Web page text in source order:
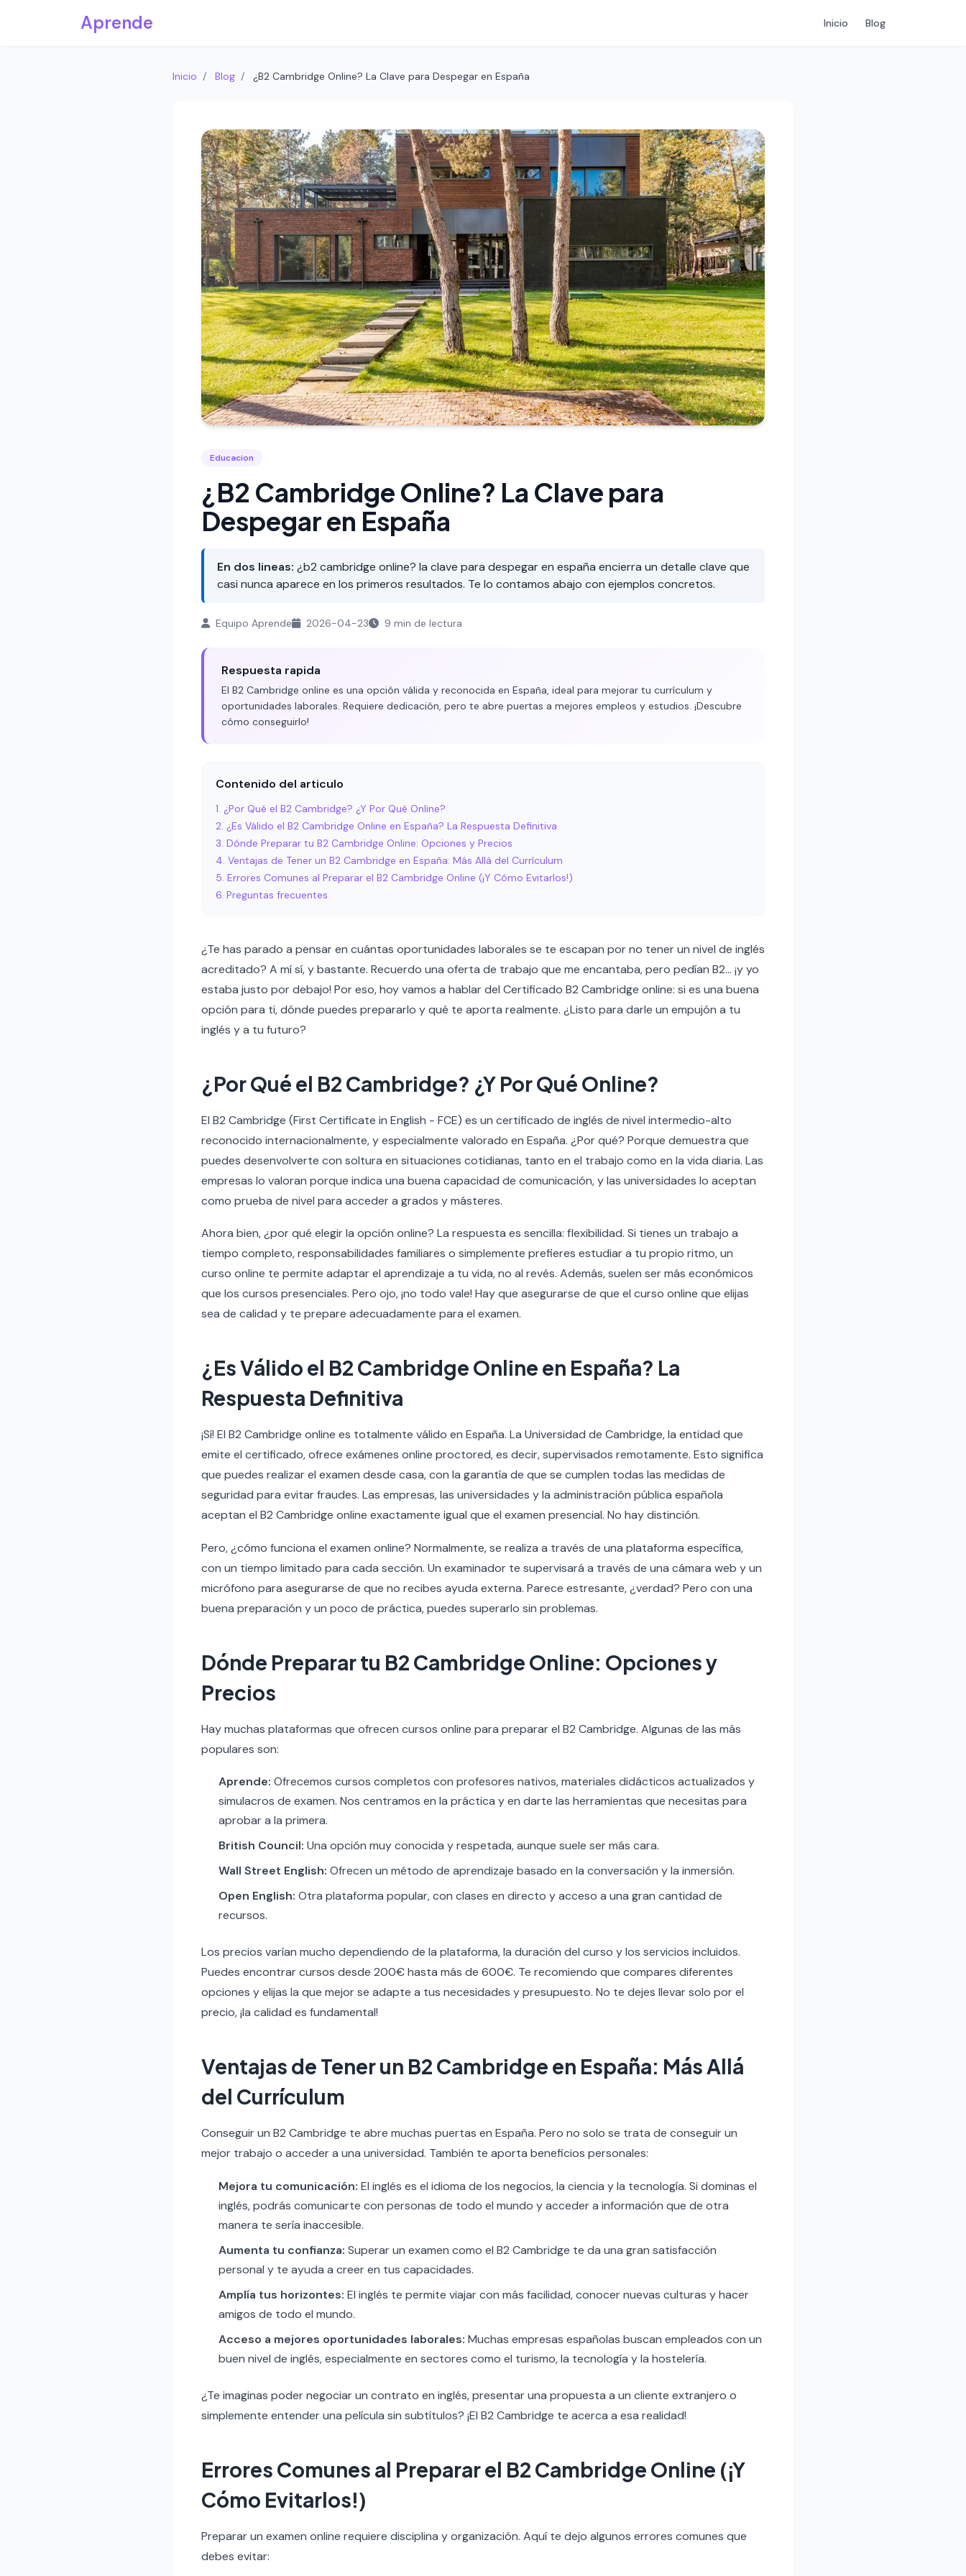
Aprende Inicio Blog
Inicio / Blog / ¿B2 Cambridge Online? La Clave para Despegar en España
Educacion
¿B2 Cambridge Online? La Clave para
Despegar en España
En dos lineas: ¿b2 cambridge online? la clave para despegar en españa encierra un detalle clave que
casi nunca aparece en los primeros resultados. Te lo contamos abajo con ejemplos concretos.
Equipo Aprende 2026-04-23 9 min de lectura
Respuesta rapida
El B2 Cambridge online es una opción válida y reconocida en España, ideal para mejorar tu currículum y
oportunidades laborales. Requiere dedicación, pero te abre puertas a mejores empleos y estudios. ¡Descubre
cómo conseguirlo!
Contenido del articulo
¿Por Qué el B2 Cambridge? ¿Y Por Qué Online?
¿Es Válido el B2 Cambridge Online en España? La Respuesta Definitiva
Dónde Preparar tu B2 Cambridge Online: Opciones y Precios
Ventajas de Tener un B2 Cambridge en España: Más Allá del Currículum
Errores Comunes al Preparar el B2 Cambridge Online (¡Y Cómo Evitarlos!)
Preguntas frecuentes
¿Te has parado a pensar en cuántas oportunidades laborales se te escapan por no tener un nivel de inglés
acreditado? A mí sí, y bastante. Recuerdo una oferta de trabajo que me encantaba, pero pedían B2… ¡y yo
estaba justo por debajo! Por eso, hoy vamos a hablar del Certificado B2 Cambridge online: si es una buena
opción para ti, dónde puedes prepararlo y qué te aporta realmente. ¿Listo para darle un empujón a tu
inglés y a tu futuro?
¿Por Qué el B2 Cambridge? ¿Y Por Qué Online?
El B2 Cambridge (First Certificate in English - FCE) es un certificado de inglés de nivel intermedio-alto
reconocido internacionalmente, y especialmente valorado en España. ¿Por qué? Porque demuestra que
puedes desenvolverte con soltura en situaciones cotidianas, tanto en el trabajo como en la vida diaria. Las
empresas lo valoran porque indica una buena capacidad de comunicación, y las universidades lo aceptan
como prueba de nivel para acceder a grados y másteres.
Ahora bien, ¿por qué elegir la opción online? La respuesta es sencilla: flexibilidad. Si tienes un trabajo a
tiempo completo, responsabilidades familiares o simplemente prefieres estudiar a tu propio ritmo, un
curso online te permite adaptar el aprendizaje a tu vida, no al revés. Además, suelen ser más económicos
que los cursos presenciales. Pero ojo, ¡no todo vale! Hay que asegurarse de que el curso online que elijas
sea de calidad y te prepare adecuadamente para el examen.
¿Es Válido el B2 Cambridge Online en España? La
Respuesta Definitiva
¡Sí! El B2 Cambridge online es totalmente válido en España. La Universidad de Cambridge, la entidad que
emite el certificado, ofrece exámenes online proctored, es decir, supervisados remotamente. Esto significa
que puedes realizar el examen desde casa, con la garantía de que se cumplen todas las medidas de
seguridad para evitar fraudes. Las empresas, las universidades y la administración pública española
aceptan el B2 Cambridge online exactamente igual que el examen presencial. No hay distinción.
Pero, ¿cómo funciona el examen online? Normalmente, se realiza a través de una plataforma específica,
con un tiempo limitado para cada sección. Un examinador te supervisará a través de una cámara web y un
micrófono para asegurarse de que no recibes ayuda externa. Parece estresante, ¿verdad? Pero con una
buena preparación y un poco de práctica, puedes superarlo sin problemas.
Dónde Preparar tu B2 Cambridge Online: Opciones y
Precios
Hay muchas plataformas que ofrecen cursos online para preparar el B2 Cambridge. Algunas de las más
populares son:
Aprende: Ofrecemos cursos completos con profesores nativos, materiales didácticos actualizados y
simulacros de examen. Nos centramos en la práctica y en darte las herramientas que necesitas para
aprobar a la primera.
British Council: Una opción muy conocida y respetada, aunque suele ser más cara.
Wall Street English: Ofrecen un método de aprendizaje basado en la conversación y la inmersión.
Open English: Otra plataforma popular, con clases en directo y acceso a una gran cantidad de
recursos.
Los precios varían mucho dependiendo de la plataforma, la duración del curso y los servicios incluidos.
Puedes encontrar cursos desde 200€ hasta más de 600€. Te recomiendo que compares diferentes
opciones y elijas la que mejor se adapte a tus necesidades y presupuesto. No te dejes llevar solo por el
precio, ¡la calidad es fundamental!
Ventajas de Tener un B2 Cambridge en España: Más Allá
del Currículum
Conseguir un B2 Cambridge te abre muchas puertas en España. Pero no solo se trata de conseguir un
mejor trabajo o acceder a una universidad. También te aporta beneficios personales:
Mejora tu comunicación: El inglés es el idioma de los negocios, la ciencia y la tecnología. Si dominas el
inglés, podrás comunicarte con personas de todo el mundo y acceder a información que de otra
manera te sería inaccesible.
Aumenta tu confianza: Superar un examen como el B2 Cambridge te da una gran satisfacción
personal y te ayuda a creer en tus capacidades.
Amplía tus horizontes: El inglés te permite viajar con más facilidad, conocer nuevas culturas y hacer
amigos de todo el mundo.
Acceso a mejores oportunidades laborales: Muchas empresas españolas buscan empleados con un
buen nivel de inglés, especialmente en sectores como el turismo, la tecnología y la hostelería.
¿Te imaginas poder negociar un contrato en inglés, presentar una propuesta a un cliente extranjero o
simplemente entender una película sin subtítulos? ¡El B2 Cambridge te acerca a esa realidad!
Errores Comunes al Preparar el B2 Cambridge Online (¡Y
Cómo Evitarlos!)
Preparar un examen online requiere disciplina y organización. Aquí te dejo algunos errores comunes que
debes evitar: